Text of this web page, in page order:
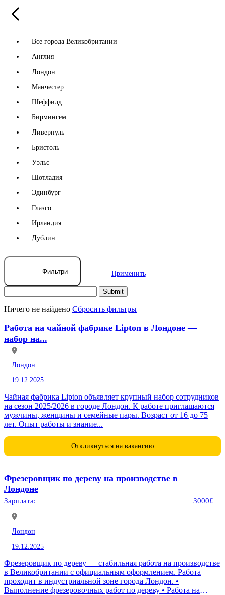
Все города Великобритании
Англия
Лондон
Манчестер
Шеффилд
Бирмингем
Ливерпуль
Бристоль
Уэльс
Шотладия
Эдинбург
Глазго
Ирландия
Дублин
Фильтри Применить
Ничего не найдено Сбросить фильтры
Работа на чайной фабрике Lipton в Лондоне —
набор на...
Лондон
19.12.2025
Чайная фабрика Lipton объявляет крупный набор сотрудников
на сезон 2025/2026 в городе Лондон. К работе приглашаются
мужчины, женщины и семейные пары. Возраст от 16 до 75
лет. Опыт работы и знание...
Откликнуться на вакансию
Фрезеровщик по дереву на производстве в
Лондоне
Зарплата: 3000£
Лондон
19.12.2025
Фрезеровщик по дереву — стабильная работа на производстве
в Великобритании с официальным оформлением. Работа
проходит в индустриальной зоне города Лондон. •
Выполнение фрезеровочных работ по дереву • Работа на